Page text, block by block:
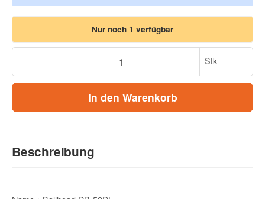
Nur noch 1 verfügbar
Stk
In den Warenkorb
Beschreibung